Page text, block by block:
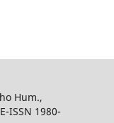
Hum.,
ISSN 1980-